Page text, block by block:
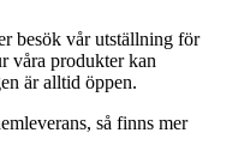
besök vår utställning för
våra produkter kan
är alltid öppen.
så finns mer